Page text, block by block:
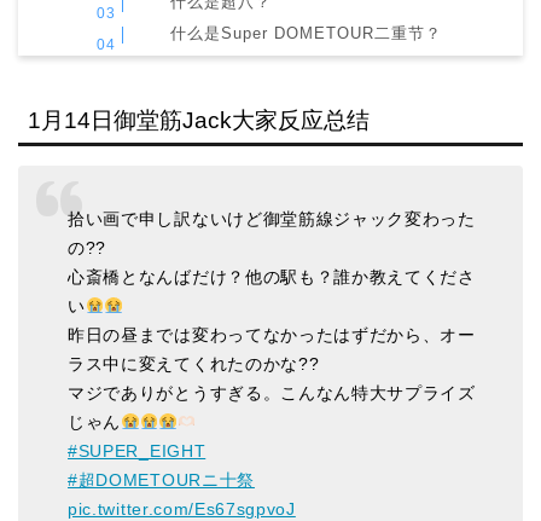
什么是Super DOMETOUR二重节？
1月14日御堂筋Jack大家反应总结
拾い画で申し訳ないけど御堂筋線ジャック変わった
の??
心斎橋となんばだけ？他の駅も？誰か教えてくださ
い
昨日の昼までは変わってなかったはずだから、オー
ラス中に変えてくれたのかな??
マジでありがとうすぎる。こんなん特大サプライズ
じゃん
#SUPER_EIGHT
#超DOMETOURニ十祭
pic.twitter.com/Es67sgpvoJ